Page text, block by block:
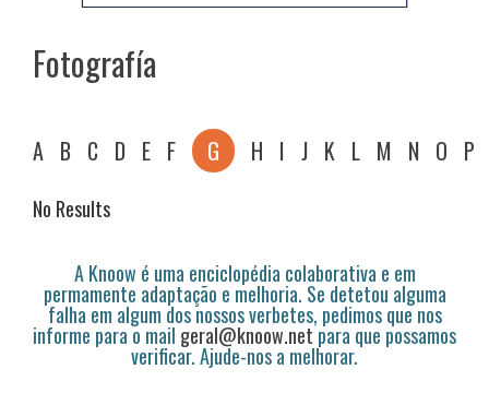
Fotografía
A B C D E F G H I J K L M N O P
No Results
A Knoow é uma enciclopédia colaborativa e em
permamente adaptação e melhoria. Se detetou alguma
falha em algum dos nossos verbetes, pedimos que nos
informe para o mail geral@knoow.netpara que possamos
verificar. Ajude-nos a melhorar.